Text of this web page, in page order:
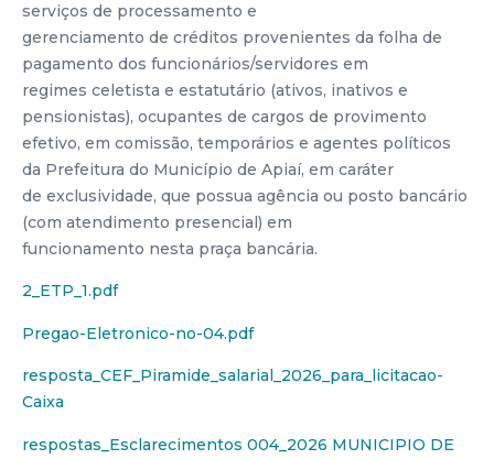
serviços de processamento e
gerenciamento de créditos provenientes da folha de
pagamento dos funcionários/servidores em
regimes celetista e estatutário (ativos, inativos e
pensionistas), ocupantes de cargos de provimento
efetivo, em comissão, temporários e agentes políticos
da Prefeitura do Município de Apiaí, em caráter
de exclusividade, que possua agência ou posto bancário
(com atendimento presencial) em
funcionamento nesta praça bancária.
2_ETP_1.pdf
Pregao-Eletronico-no-04.pdf
resposta_CEF_Piramide_salarial_2026_para_licitacao-
Caixa
respostas_Esclarecimentos 004_2026 MUNICIPIO DE